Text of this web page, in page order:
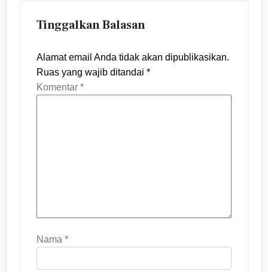
Tinggalkan Balasan
Alamat email Anda tidak akan dipublikasikan.
Ruas yang wajib ditandai *
Komentar *
Nama *